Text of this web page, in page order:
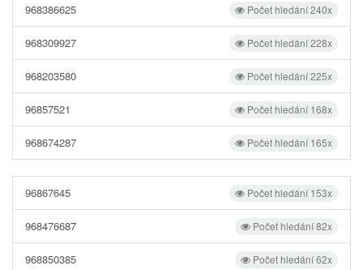
Počet hledání 240x
968386625
Počet hledání 228x
968309927
Počet hledání 225x
968203580
Počet hledání 168x
96857521
Počet hledání 165x
968674287
Počet hledání 153x
96867645
Počet hledání 82x
968476687
Počet hledání 62x
968850385